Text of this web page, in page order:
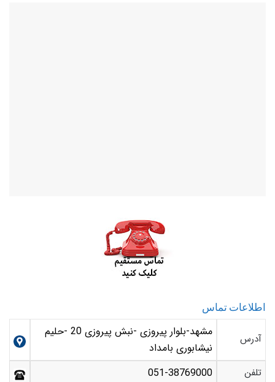
اطلاعات تماس
آدرس
مشهد-بلوار پیروزی -نبش پیروزی 20 -حلیم
نیشابوری بامداد
تلفن 051-38769000